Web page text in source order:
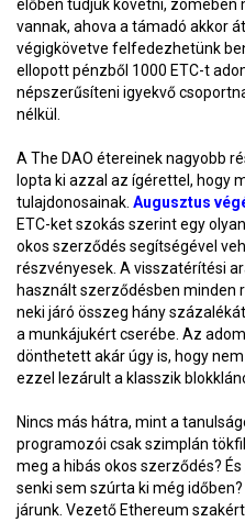
élőben tudjuk követni, zömében
vannak, ahova a támadó akkor
végigkövetve felfedezhetünk
ellopott pénzből 1000 ETC-t
népszerűsíteni igyekvő
nélkül.
A The DAO étereinek nagyobb
lopta ki azzal az ígérettel, hogy
tulajdonosainak. Augusztus
ETC-ket szokás szerint egy
okos szerződés segítségével
részvényesek. A visszatérítési
használt szerződésben minden
neki járó összeg hány
a munkájukért cserébe. Az
dönthetett akár úgy is, hogy
ezzel lezárult a klasszik
Nincs más hátra, mint a
programozói csak szimplán
meg a hibás okos szerződés?
senki sem szúrta ki még
járunk. Vezető Ethereum